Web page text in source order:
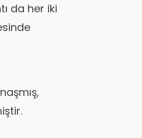
da her iki